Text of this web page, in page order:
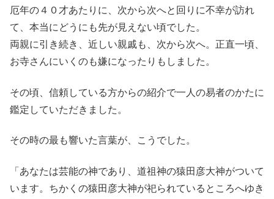
厄年の４０才あたりに、次から次へと回りに不幸が訪れ
て、本当にどうにも先が見えない頃でした。
両親に引き続き、近しい親戚も、次から次へ。正直一頃、
お寺さんにいくのも嫌になったりもしました。
その頃、信頼している方からの紹介で一人の易者のかたに
鑑定していただきました。
その時の最も響いた言葉が、こうでした。
「あなたは芸能の神であり、道祖神の猿田彦大神がついて
います。ちかくの猿田彦大神が祀られているところへゆき